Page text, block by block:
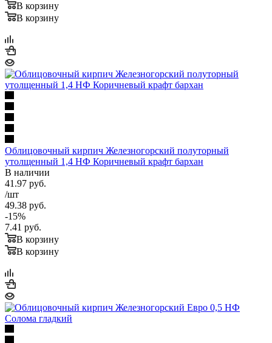
В корзину
В корзину
Облицовочный кирпич Железногорский полуторный
утолщенный 1,4 НФ Коричневый крафт бархан
В наличии
41.97 руб.
/шт
49.38 руб.
-15%
7.41 руб.
В корзину
В корзину